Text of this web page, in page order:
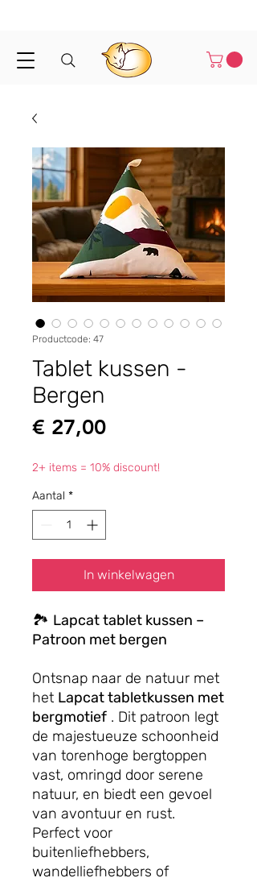
Productcode: 47
Tablet kussen -
Bergen
€ 27,00Prijs
2+ items = 10% discount!
Aantal *
In winkelwagen
🏞️ Lapcat tablet kussen –
Patroon met bergen
Ontsnap naar de natuur met
het Lapcat tabletkussen met
bergmotief . Dit patroon legt
de majestueuze schoonheid
van torenhoge bergtoppen
vast, omringd door serene
natuur, en biedt een gevoel
van avontuur en rust.
Perfect voor
buitenliefhebbers,
wandelliefhebbers of